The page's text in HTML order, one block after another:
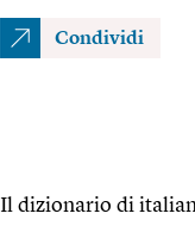
Condividi
Il dizionario di